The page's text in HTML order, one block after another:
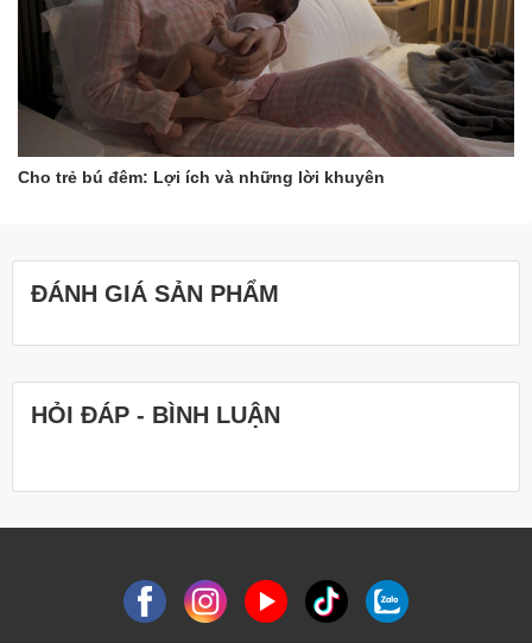
Cho trẻ bú đêm: Lợi ích và những lời khuyên
ĐÁNH GIÁ SẢN PHẨM
HỎI ĐÁP - BÌNH LUẬN